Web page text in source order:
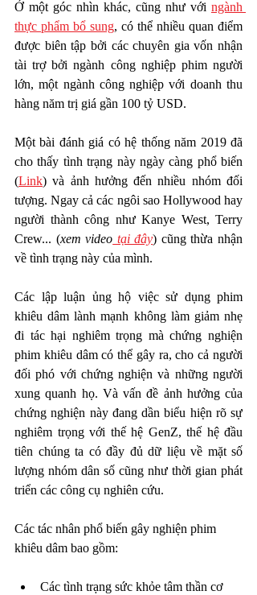
Ở một góc nhìn khác, cũng như với ngành
thực phẩm bổ sung, có thể nhiều quan điểm
được biên tập bởi các chuyên gia vốn nhận
tài trợ bởi ngành công nghiệp phim người
lớn, một ngành công nghiệp với doanh thu
hàng năm trị giá gần 100 tỷ USD.
Một bài đánh giá có hệ thống năm 2019 đã
cho thấy tình trạng này ngày càng phổ biến
(Link) và ảnh hưởng đến nhiều nhóm đối
tượng. Ngay cả các ngôi sao Hollywood hay
người thành công như Kanye West, Terry
Crew... (xem video tại đây) cũng thừa nhận
về tình trạng này của mình.
Các lập luận ủng hộ việc sử dụng phim
khiêu dâm lành mạnh không làm giảm nhẹ
đi tác hại nghiêm trọng mà chứng nghiện
phim khiêu dâm có thể gây ra, cho cả người
đối phó với chứng nghiện và những người
xung quanh họ. Và vấn đề ảnh hưởng của
chứng nghiện này đang dần biểu hiện rõ sự
nghiêm trọng với thế hệ GenZ, thế hệ đầu
tiên chúng ta có đầy đủ dữ liệu về mặt số
lượng nhóm dân số cũng như thời gian phát
triển các công cụ nghiên cứu.
Các tác nhân phổ biến gây nghiện phim
khiêu dâm bao gồm:
Các tình trạng sức khỏe tâm thần cơ